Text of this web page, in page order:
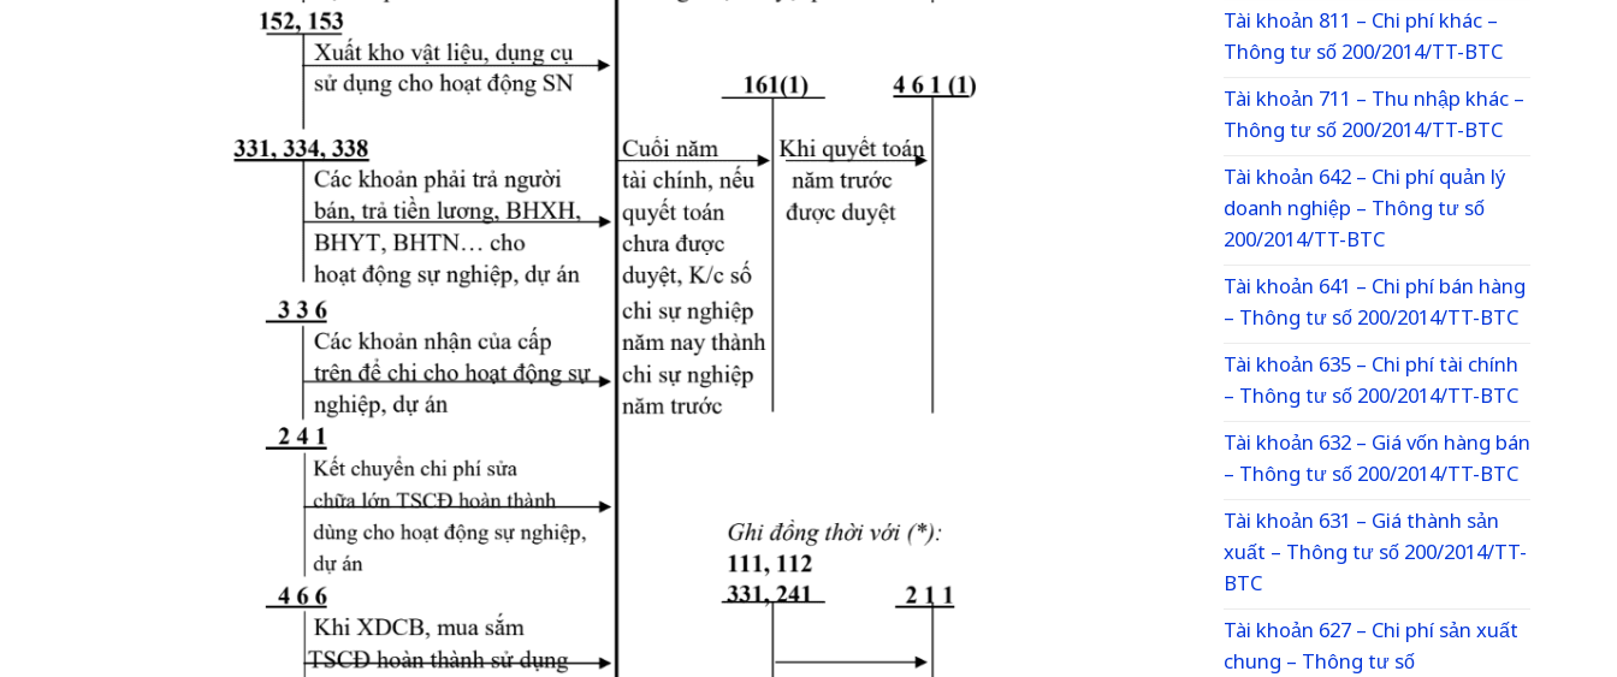
Tài khoản 811 – Chi phí khác –
Thông tư số 200/2014/TT-BTC
Tài khoản 711 – Thu nhập khác –
Thông tư số 200/2014/TT-BTC
Tài khoản 642 – Chi phí quản lý
doanh nghiệp – Thông tư số
200/2014/TT-BTC
Tài khoản 641 – Chi phí bán hàng
– Thông tư số 200/2014/TT-BTC
Tài khoản 635 – Chi phí tài chính
– Thông tư số 200/2014/TT-BTC
Tài khoản 632 – Giá vốn hàng bán
– Thông tư số 200/2014/TT-BTC
Tài khoản 631 – Giá thành sản
xuất – Thông tư số 200/2014/TT-
BTC
Tài khoản 627 – Chi phí sản xuất
chung – Thông tư số